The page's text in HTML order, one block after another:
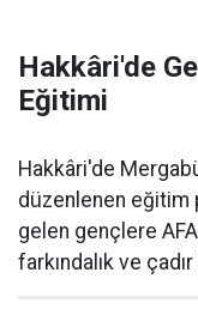
Hakkâri'de
Eğitimi
Hakkâri'de
düzenlenen eğitim
gelen gençlere
farkındalık ve